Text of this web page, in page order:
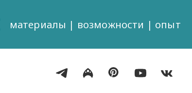
материалы | возможности | опыт